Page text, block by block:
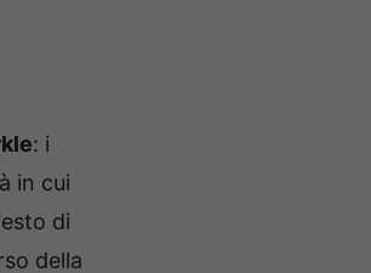
: i
in cui
di
della